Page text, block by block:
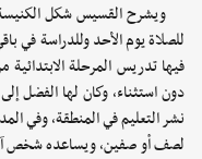
ويشرح القسيس شكل
للصلاة يوم الأحد وللدراسة في
فيها تدريس المرحلة
دون استثناء، وكان لها الفضل
نشر التعليم في المنطقة، وفي
لصف أو صفين، ويساعده شخص